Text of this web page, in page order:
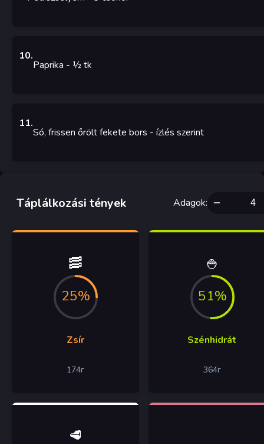
10.
Paprika - ½tk
11.
Só, frissen őrölt fekete bors - ízlés szerint
Táplálkozási tények Adagok:
🥓
25%
Zsír
174г
🍚
51%
Szénhidrát
364г
🥩